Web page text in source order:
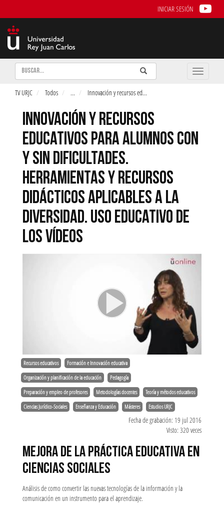
INICIAR SESIÓN
Buscar Enviar
Buscar
Toggle
TV URJC Todos ... Innovación y recursos ed...
INNOVACIÓN Y RECURSOS
EDUCATIVOS PARA ALUMNOS CON
Y SIN DIFICULTADES.
HERRAMIENTAS Y RECURSOS
DIDÁCTICOS APLICABLES A LA
DIVERSIDAD. USO EDUCATIVO DE
LOS VÍDEOS
Recursos educativos Formación e Innovación educativa
Organización y planificación de la educación Pedagogía
Preparación y empleo de profesores Metodologías docentes Teoría y métodos educativos
Ciencias Jurídico-Sociales Enseñanza y Educación Másteres Estudios URJC
Fecha de grabación: 19 jul 2016
Visto: 320 veces
MEJORA DE LA PRÁCTICA EDUCATIVA EN
CIENCIAS SOCIALES
Análisis de como convertir las nuevas tecnologías de la información y la
comunicación en un instrumento para el aprendizaje.